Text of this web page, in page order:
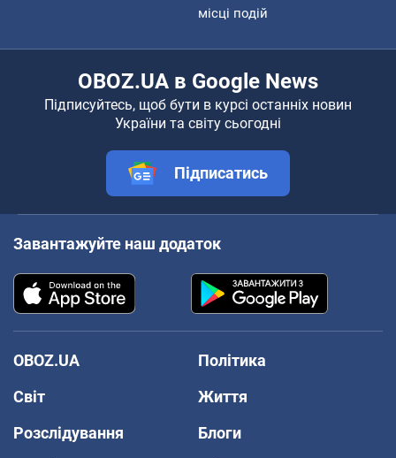
місці подій
OBOZ.UA в Google News
Підписуйтесь, щоб бути в курсі останніх новин
України та світу сьогодні
Підписатись
Завантажуйте наш додаток
OBOZ.UA
Політика
Світ
Життя
Розслідування
Блоги